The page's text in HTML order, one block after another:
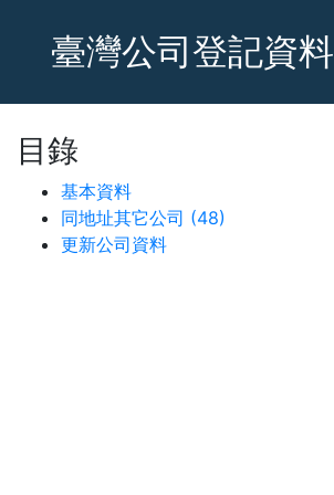
臺灣公司登記資料
目錄
基本資料
同地址其它公司 (48)
更新公司資料